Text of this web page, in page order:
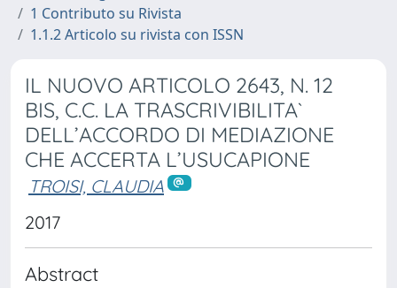
1 Contributo su Rivista
1.1.2 Articolo su rivista con ISSN
IL NUOVO ARTICOLO 2643, N. 12
BIS, C.C. LA TRASCRIVIBILITA`
DELL’ACCORDO DI MEDIAZIONE
CHE ACCERTA L’USUCAPIONE
TROISI, CLAUDIA
2017
Abstract